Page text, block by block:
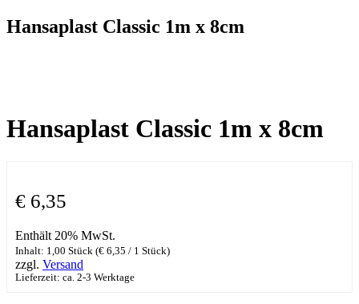
Hansaplast Classic 1m x 8cm
Hansaplast Classic 1m x 8cm
€ 6,35
Enthält 20% MwSt.
Inhalt: 1,00 Stück (€ 6,35 / 1 Stück)
zzgl. Versand
Lieferzeit: ca. 2-3 Werktage